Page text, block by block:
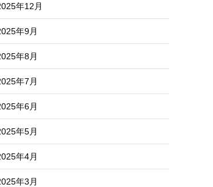
年12月
年9月
年8月
年7月
年6月
年5月
年4月
年3月